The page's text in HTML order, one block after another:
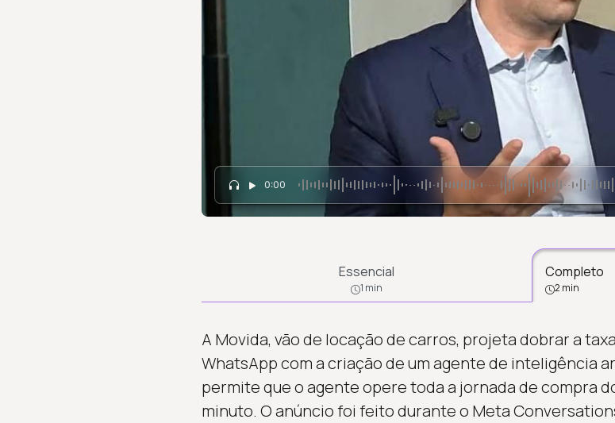
0:00
Essencial
1 min
Completo
2 min
A Movida, vão de locação de carros, projeta dobrar a
WhatsApp com a criação de um agente de inteligência
permite que o agente opere toda a jornada de compra
minuto. O anúncio foi feito durante o Meta